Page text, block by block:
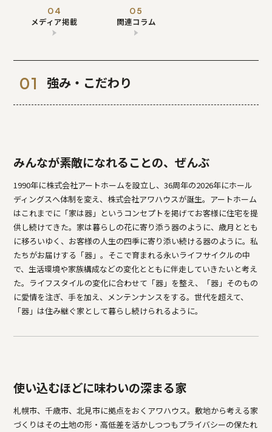
メディア掲載 関連コラム
強み・こだわり
みんなが素敵になれることの、ぜんぶ
1990年に株式会社アートホームを設立し、36周年の2026年にホール
ディングスへ体制を変え、株式会社アワハウスが誕生。アートホーム
はこれまでに「家は器」というコンセプトを掲げてお客様に住宅を提
供し続けてきた。家は暮らしの花に寄り添う器のように、歳月ととも
に移ろいゆく、お客様の人生の四季に寄り添い続ける器のように。私
たちがお届けする「器」。そこで育まれる永いライフサイクルの中
で、生活環境や家族構成などの変化とともに伴走していきたいと考え
た。ライフスタイルの変化に合わせて「器」を整え、「器」そのもの
に愛情を注ぎ、手を加え、メンテンナンスをする。世代を超えて、
「器」は住み継ぐ家として暮らし続けられるように。
使い込むほどに味わいの深まる家
札幌市、千歳市、北見市に拠点をおくアワハウス。敷地から考える家
づくりはその土地の形・高低差を活かしつつもプライバシーの保たれ